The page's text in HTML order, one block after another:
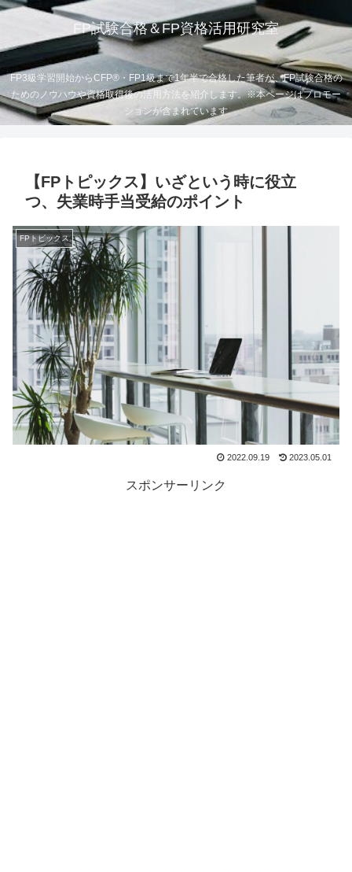
FP試験合格＆FP資格活用研究室
FP3級学習開始からCFP®・FP1級まで1年半で合格した筆者が、FP試験合格の
ためのノウハウや資格取得後の活用方法を紹介します。※本ページはプロモー
ションが含まれています
【FPトピックス】いざという時に役立
つ、失業時手当受給のポイント
FPトピックス
2022.09.19 2023.05.01
スポンサーリンク